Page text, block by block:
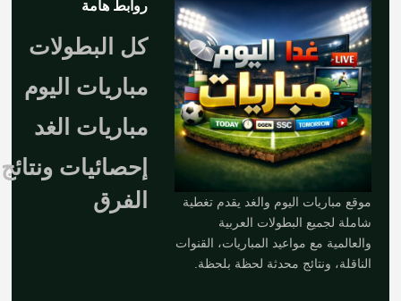
موقع مباريات اليوم والغد يقدم تغطية
شاملة لجميع البطولات العربية
والعالمية مع مواعيد المباريات، القنوات
الناقلة، ونتائج محدثة لحظة بلحظة.
روابط هامة
كل البطولات
مباريات اليوم
مباريات الغد
إحصائيات ونتائج
الفرق